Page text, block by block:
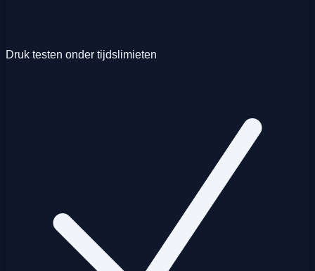
Druk testen onder tijdslimieten